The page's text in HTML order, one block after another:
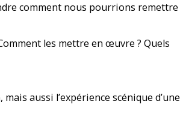
comment nous pourrions remettre
les mettre en œuvre ? Quels
aussi l’expérience scénique d’une